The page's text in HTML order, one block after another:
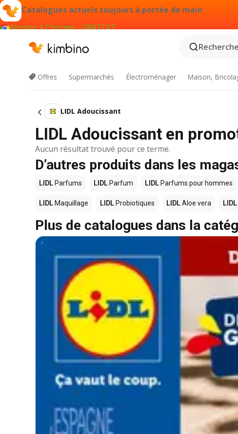
Catalogues actuels toujours à portée de main
Ajouter à Chrome - GRATUIT
Offres Supermarchés Électroménager Maison,
LIDL Adoucissant
LIDL Adoucissant en
Aucun résultat trouvé pour ce terme.
D’autres produits dans les
LIDL Parfums LIDL Parfum LIDL Parfums pour hommes
LIDL Maquillage LIDL Probiotiques LIDLAloe vera LIDL
Plus de catalogues dans la